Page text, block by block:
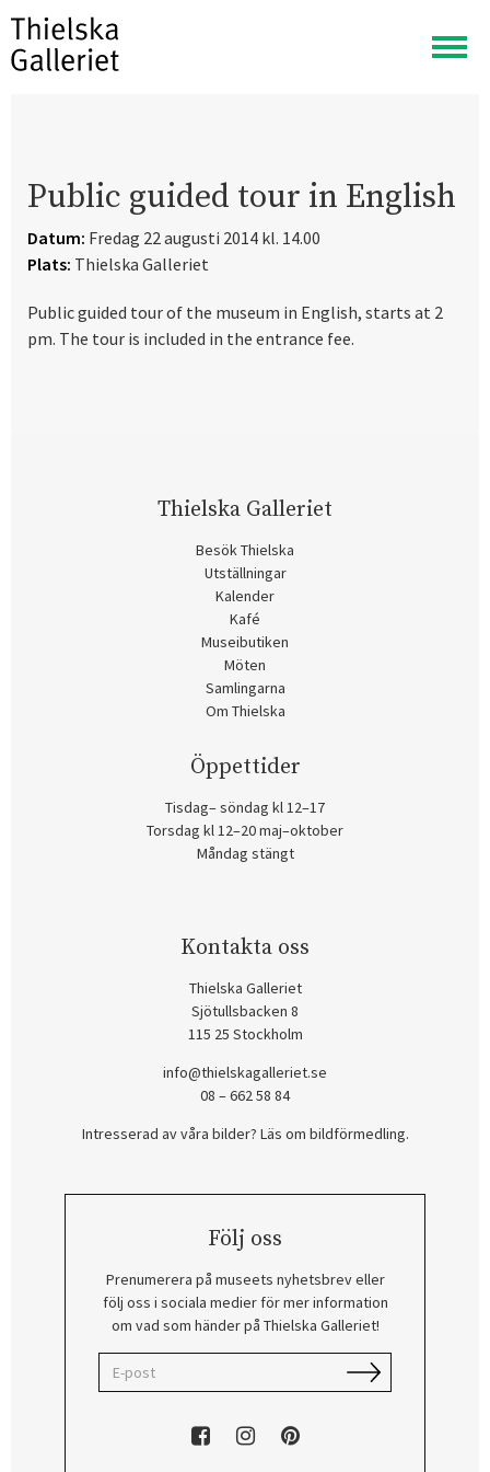
Visa
meny
Public guided tour in English
Datum: Fredag 22 augusti 2014 kl. 14.00
Plats: Thielska Galleriet
Public guided tour of the museum in English, starts at 2
pm. The tour is included in the entrance fee.
Thielska Galleriet
Besök Thielska
Utställningar
Kalender
Kafé
Museibutiken
Möten
Samlingarna
Om Thielska
Öppettider
Tisdag– söndag kl 12–17
Torsdag kl 12–20 maj–oktober
Måndag stängt
Kontakta oss
Thielska Galleriet
Sjötullsbacken 8
115 25 Stockholm
info@thielskagalleriet.se
08 – 662 58 84
Intresserad av våra bilder? Läs om bildförmedling.
Följ oss
Prenumerera på museets nyhetsbrev eller
följ oss i sociala medier för mer information
om vad som händer på Thielska Galleriet!